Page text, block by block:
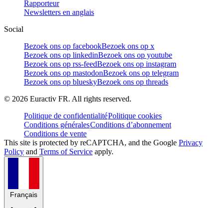
Rapporteur
Newsletters en anglais
Social
Bezoek ons op facebookBezoek ons op x
Bezoek ons op linkedinBezoek ons op youtube
Bezoek ons op rss-feedBezoek ons op instagram
Bezoek ons op mastodonBezoek ons op telegram
Bezoek ons op blueskyBezoek ons op threads
© 2026 Euractiv FR. All rights reserved.
Politique de confidentialitéPolitique cookies
Conditions généralesConditions d’abonnement
Conditions de vente
This site is protected by reCAPTCHA, and the Google Privacy
Policy and Terms of Service apply.
Français